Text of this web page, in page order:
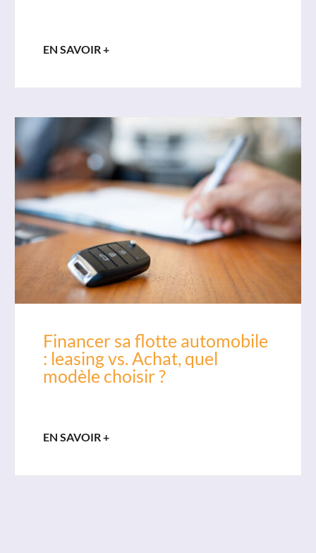
EN SAVOIR +
Financer sa flotte automobile
: leasing vs. Achat, quel
modèle choisir ?
EN SAVOIR +